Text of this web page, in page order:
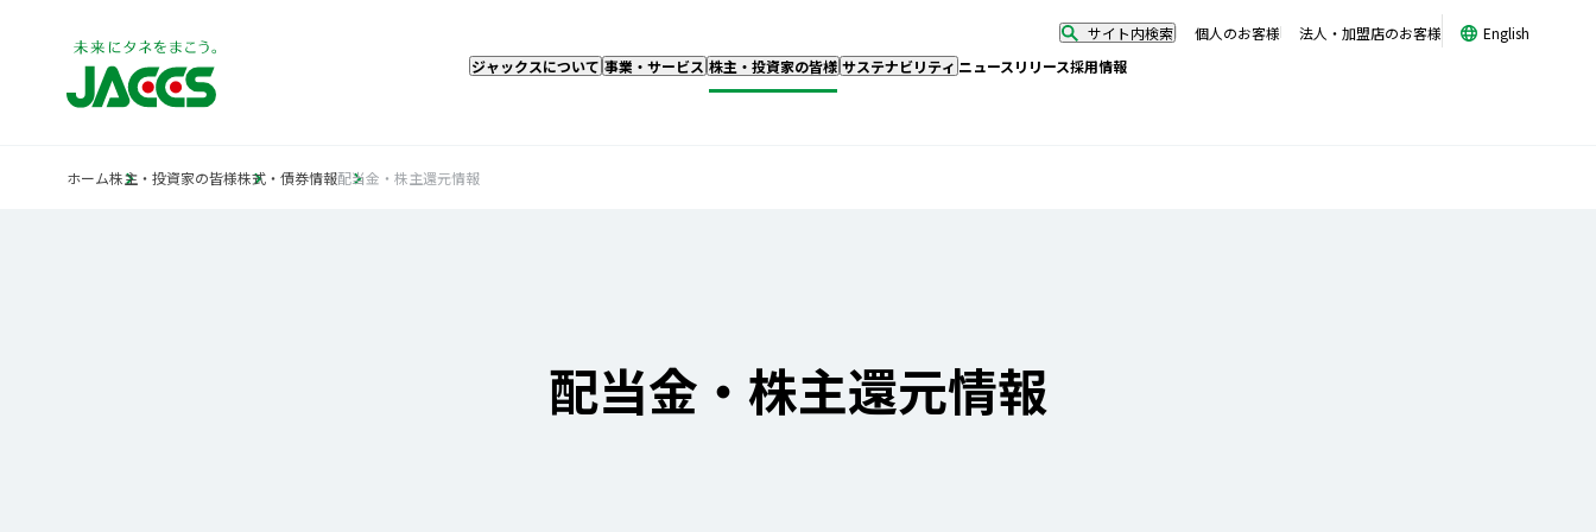
ジャックスについて 事業・サービス 株主・投資家の皆様 サステナビリティ ニュースリリース採用情報
サイト内検索 個人のお客様 法人・加盟店のお客様 English
ホーム株主・投資家の皆様株式・債券情報配当金・株主還元情報
配当金・株主還元情報